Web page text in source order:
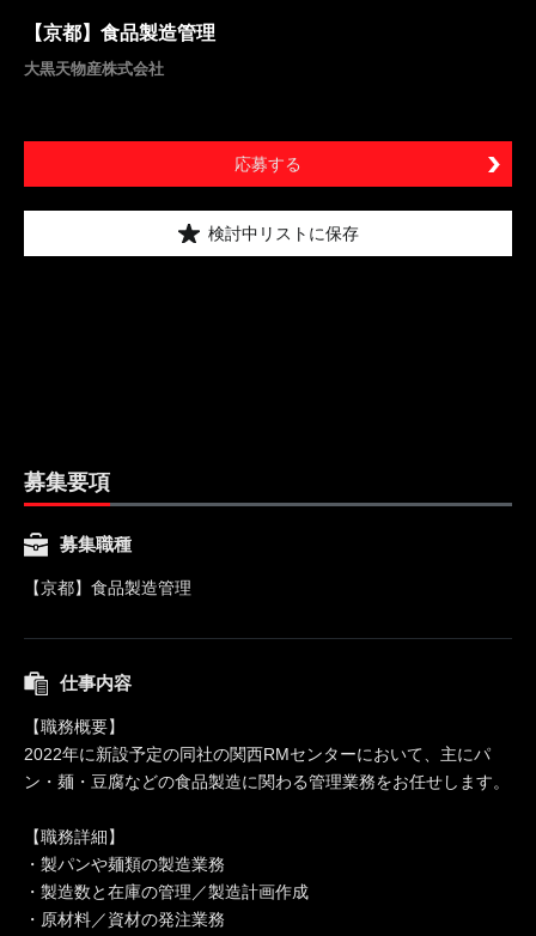
【京都】食品製造管理
大黒天物産株式会社
応募する
検討中リストに保存
募集要項
募集職種
【京都】食品製造管理
仕事内容
【職務概要】
2022年に新設予定の同社の関西RMセンターにおいて、主にパ
ン・麺・豆腐などの食品製造に関わる管理業務をお任せします。
【職務詳細】
・製パンや麺類の製造業務
・製造数と在庫の管理／製造計画作成
・原材料／資材の発注業務